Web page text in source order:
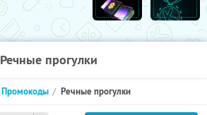
Речные прогулки
Промокоды Речные прогулки